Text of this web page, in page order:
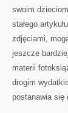
swoim
stałego
zdjęciami,
jeszcze
materii
drogim
postanawia się